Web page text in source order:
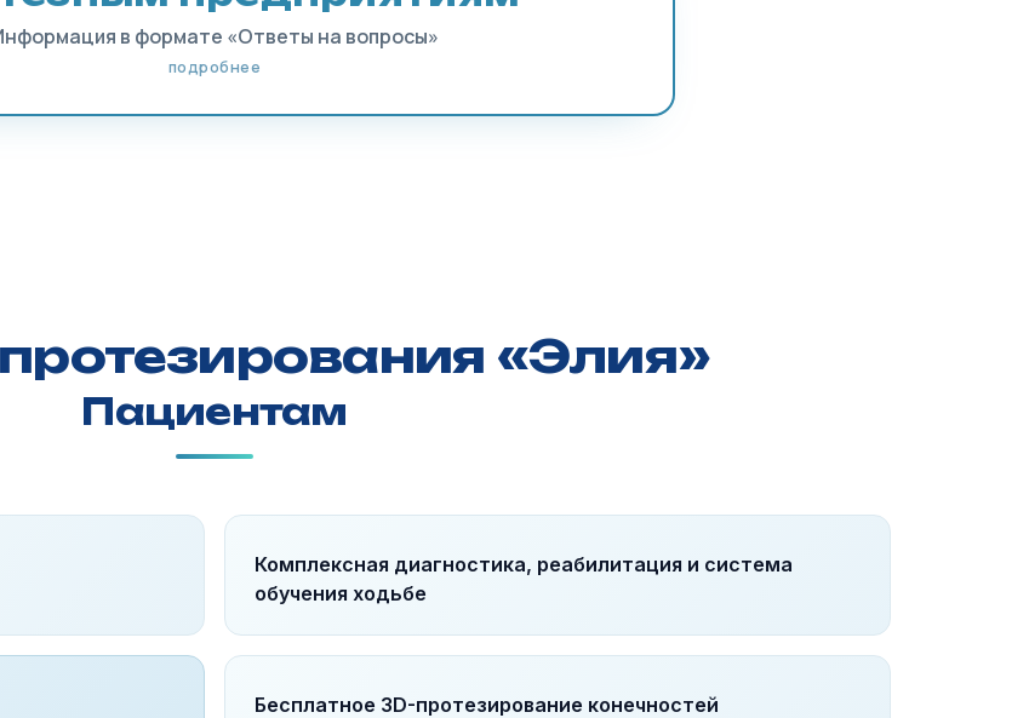
в формате «Ответы на вопросы»
подробнее
«Элия»
Пациентам
Комплексная диагностика, реабилитация и система
обучения ходьбе
Бесплатное 3D-протезирование конечностей